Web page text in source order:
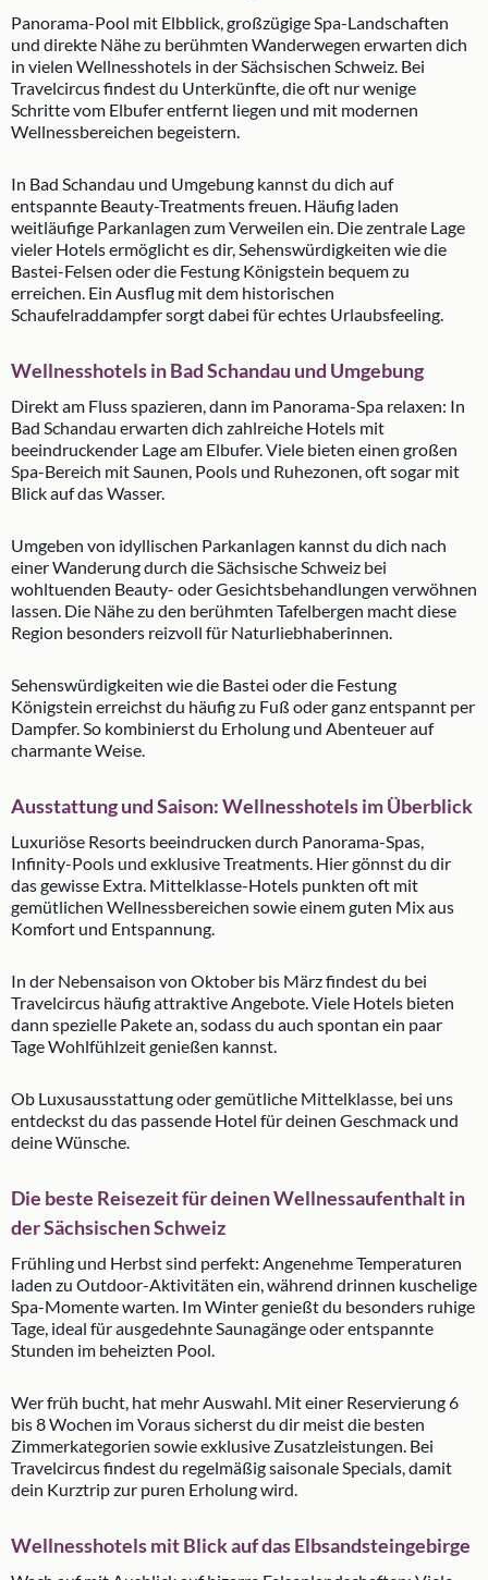
Panorama-Pool mit Elbblick, großzügige Spa-Landschaften
und direkte Nähe zu berühmten Wanderwegen erwarten dich
in vielen Wellnesshotels in der Sächsischen Schweiz. Bei
Travelcircus findest du Unterkünfte, die oft nur wenige
Schritte vom Elbufer entfernt liegen und mit modernen
Wellnessbereichen begeistern.
In Bad Schandau und Umgebung kannst du dich auf
entspannte Beauty-Treatments freuen. Häufig laden
weitläufige Parkanlagen zum Verweilen ein. Die zentrale Lage
vieler Hotels ermöglicht es dir, Sehenswürdigkeiten wie die
Bastei-Felsen oder die Festung Königstein bequem zu
erreichen. Ein Ausflug mit dem historischen
Schaufelraddampfer sorgt dabei für echtes Urlaubsfeeling.
Wellnesshotels in Bad Schandau und Umgebung
Direkt am Fluss spazieren, dann im Panorama-Spa relaxen: In
Bad Schandau erwarten dich zahlreiche Hotels mit
beeindruckender Lage am Elbufer. Viele bieten einen großen
Spa-Bereich mit Saunen, Pools und Ruhezonen, oft sogar mit
Blick auf das Wasser.
Umgeben von idyllischen Parkanlagen kannst du dich nach
einer Wanderung durch die Sächsische Schweiz bei
wohltuenden Beauty- oder Gesichtsbehandlungen verwöhnen
lassen. Die Nähe zu den berühmten Tafelbergen macht diese
Region besonders reizvoll für Naturliebhaberinnen.
Sehenswürdigkeiten wie die Bastei oder die Festung
Königstein erreichst du häufig zu Fuß oder ganz entspannt per
Dampfer. So kombinierst du Erholung und Abenteuer auf
charmante Weise.
Ausstattung und Saison: Wellnesshotels im Überblick
Luxuriöse Resorts beeindrucken durch Panorama-Spas,
Infinity-Pools und exklusive Treatments. Hier gönnst du dir
das gewisse Extra. Mittelklasse-Hotels punkten oft mit
gemütlichen Wellnessbereichen sowie einem guten Mix aus
Komfort und Entspannung.
In der Nebensaison von Oktober bis März findest du bei
Travelcircus häufig attraktive Angebote. Viele Hotels bieten
dann spezielle Pakete an, sodass du auch spontan ein paar
Tage Wohlfühlzeit genießen kannst.
Ob Luxusausstattung oder gemütliche Mittelklasse, bei uns
entdeckst du das passende Hotel für deinen Geschmack und
deine Wünsche.
Die beste Reisezeit für deinen Wellnessaufenthalt in
der Sächsischen Schweiz
Frühling und Herbst sind perfekt: Angenehme Temperaturen
laden zu Outdoor-Aktivitäten ein, während drinnen kuschelige
Spa-Momente warten. Im Winter genießt du besonders ruhige
Tage, ideal für ausgedehnte Saunagänge oder entspannte
Stunden im beheizten Pool.
Wer früh bucht, hat mehr Auswahl. Mit einer Reservierung 6
bis 8 Wochen im Voraus sicherst du dir meist die besten
Zimmerkategorien sowie exklusive Zusatzleistungen. Bei
Travelcircus findest du regelmäßig saisonale Specials, damit
dein Kurztrip zur puren Erholung wird.
Wellnesshotels mit Blick auf das Elbsandsteingebirge